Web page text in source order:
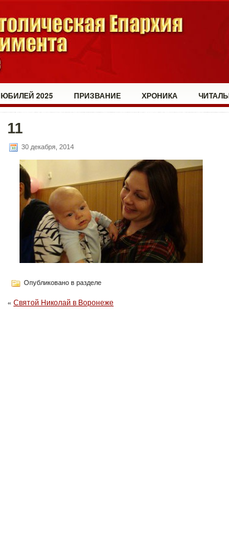
ЮБИЛЕЙ 2025 ПРИЗВАНИЕ ХРОНИКА
11
30 декабря, 2014
Опубликовано в разделе
« Святой Николай в Воронеже